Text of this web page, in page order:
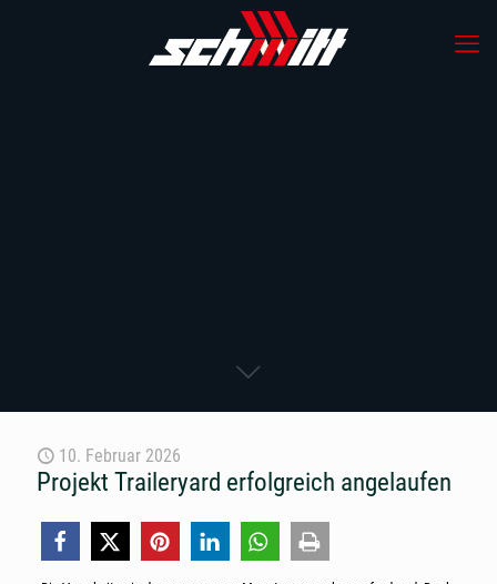
10. Februar 2026
Projekt Traileryard erfolgreich angelaufen